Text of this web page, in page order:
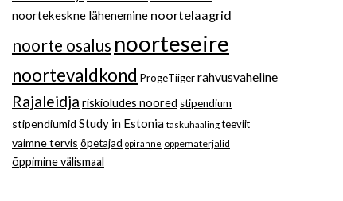
noortekeskne lähenemine noortelaagrid
noorte osalus noorteseire
noortevaldkond ProgeTiigerrahvusvaheline
Rajaleidja riskioludes noored stipendium
stipendiumid Study in Estonia taskuhääling teeviit
vaimne tervis õpetajad õpiränne õppematerjalid
õppimine välismaal